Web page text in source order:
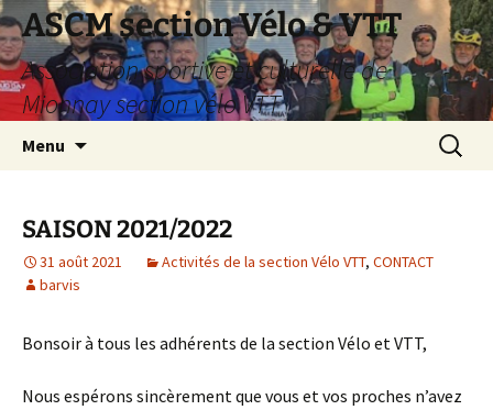
Aller
au
contenu
ASCM section Vélo & VTT
Association sportive et culturelle de
Mionnay section vélo VTT
Menu
SAISON 2021/2022
31 août 2021 Activités de la section Vélo VTT, CONTACT
barvis
Bonsoir à tous les adhérents de la section Vélo et VTT,
Nous espérons sincèrement que vous et vos proches n’avez